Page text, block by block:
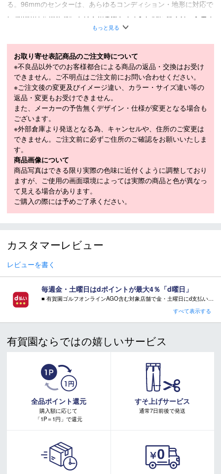
る。96mmのセンターは、あらゆるコンディション・地形に対応で
プによって、荒れた斜面でも踊るように軽くターンを刻むことでき
るオーストリア製の構造を採用している。
軽量ポプラコア/XL 2.5 MMエッジ/デュアルスパンチタン/エリプテ
ィカルサイドカット
SPECIFICATION
モデル
LENGTH（cm）
155cm / 163cm / 171cm / 177cm / 182cm /
SIDECUT（mm）
127-96-117mm
RADIUS（m）
WEIGHT（1/2g）
1,900g(182cm)
モデル年
2025-2026
＊取扱商品は、日本正規品です。
＊商品情報はディーラーカタログを基に表記しております。
＊製造の時期により、デザインが商品画像と異なる場合がご
ん。
＊店頭在庫と共有をしております。タイミングにより完売す
＊当WEBサイトにてビンディングを同時購入及びお持込みの
場合、取付工賃は無料です。
＊商品に質問などある場合は、ご購入前にショップまでお問
もっと見る
お取り寄せ表記商品のご注文時について
※不良品以外でのお客様都合による商品の返品・交換はお受け
できません。ご不明点はご注文前にお問い合わせください。
※ご注文後の変更及びイメージ違い、カラー・サイズ違い等の
返品・変更もお受けできません。
また、メーカーの予告無くデザイン・仕様が変更となる場合も
ございます。
※外部倉庫より発送となる為、キャンセルや、住所のご変更は
できません。ご注文前に必ずご住所のご確認をお願いいたしま
す。
商品画像について
商品写真はできる限り実際の色味に近付くように調整しており
ますが、ご使用の画面環境によっては実際の商品と色が異なっ
て見える場合があります。
ご購入の際には予めご了承ください。
カスタマーレビュー
レビューを書く
毎週金・土曜日はdポイントが最大4％「d曜日」
■ 有賀園ゴルフオンラインAGO含む対象店舗で金・土曜日にd支払いをすると
■ キャンペーン期間：毎週 金・土曜日 AM 0:00 - PM 23:59
注意事項：
・有賀園ポイントの獲得には別途ログイン/新規登録が必要です。
・本特典は予告なく変更・中止させて頂く場合があります。
・本キャンペーンの特典を受ける場合、ドコモ専用ページでエントリーが必要です。
詳しくはこちらをご確認ください。
キャンペーンページ
すべて表示する
有賀園ならではの嬉しいサービス
全品ポイント還元
購入額に応じて
「1P＝1円」で還元
すそ上げサービス
通常7日前後で発送